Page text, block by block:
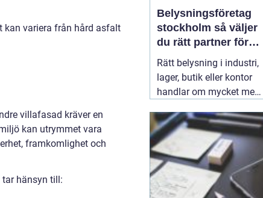
kan variera från hård asfalt
villafasad kräver en
kan utrymmet vara
framkomlighet och
hänsyn till:
Belysningsföretag
stockholm så väljer
du rätt partner för
professionell
ljussättning
Rätt belysning i industri,
lager, butik eller kontor
handlar om mycket mer
Ljuset påverkar säkerhet,
energikostnader,
produktivitet och hur en
lokal upplevs varje dag.
När företag i Stockholm
letar
31 juli 2026